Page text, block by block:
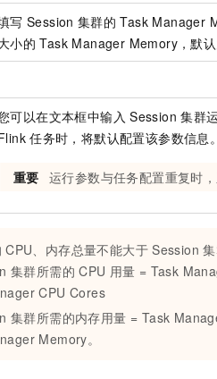
写 Session 集群的 Task Manager
小的 Task Manager Memory，默
可以在文本框中输入 Session 集群
任务时，将默认配置该参数信息。
重要 运行参数与任务配置重复时
CPU、内存总量不能大于 Session
集群所需的 CPU 用量 = Task
CPU Cores
集群所需的内存用量 = Task
Memory。